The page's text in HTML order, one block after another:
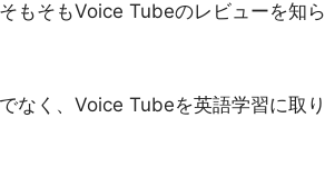
もそもVoice Tubeのレビューを知ら
なく、Voice Tubeを英語学習に取り